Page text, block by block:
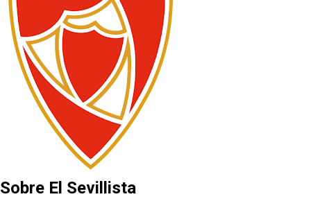
Sobre El Sevillista